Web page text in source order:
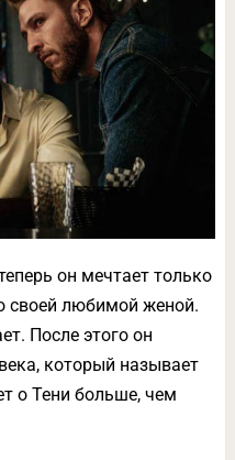
он мечтает только
своей любимой женой.
После этого он
который называет
о Тени больше, чем